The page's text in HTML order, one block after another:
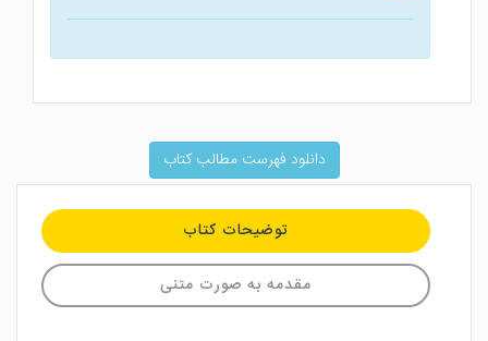
دانلود فهرست مطالب کتاب
توضیحات کتاب
مقدمه به صورت متنی